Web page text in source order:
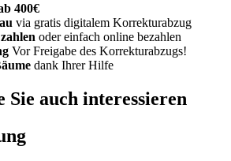
400€
via gratis digitalem Korrekturabzug
oder einfach online bezahlen
Vor Freigabe des Korrekturabzugs!
dank Ihrer Hilfe
Sie auch interessieren